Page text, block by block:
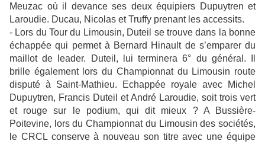
Meuzac où il devance ses deux équipiers Dupuytren et
Laroudie. Ducau, Nicolas et Truffy prenant les accessits.
- Lors du Tour du Limousin, Duteil se trouve dans la bonne
échappée qui permet à Bernard Hinault de s’emparer du
maillot de leader. Duteil, lui terminera 6° du général. Il
brille également lors du Championnat du Limousin route
disputé à Saint-Mathieu. Echappée royale avec Michel
Dupuytren, Francis Duteil et André Laroudie, soit trois vert
et rouge sur le podium, qui dit mieux ? A Bussière-
Poitevine, lors du Championnat du Limousin des sociétés,
le CRCL conserve à nouveau son titre avec une équipe